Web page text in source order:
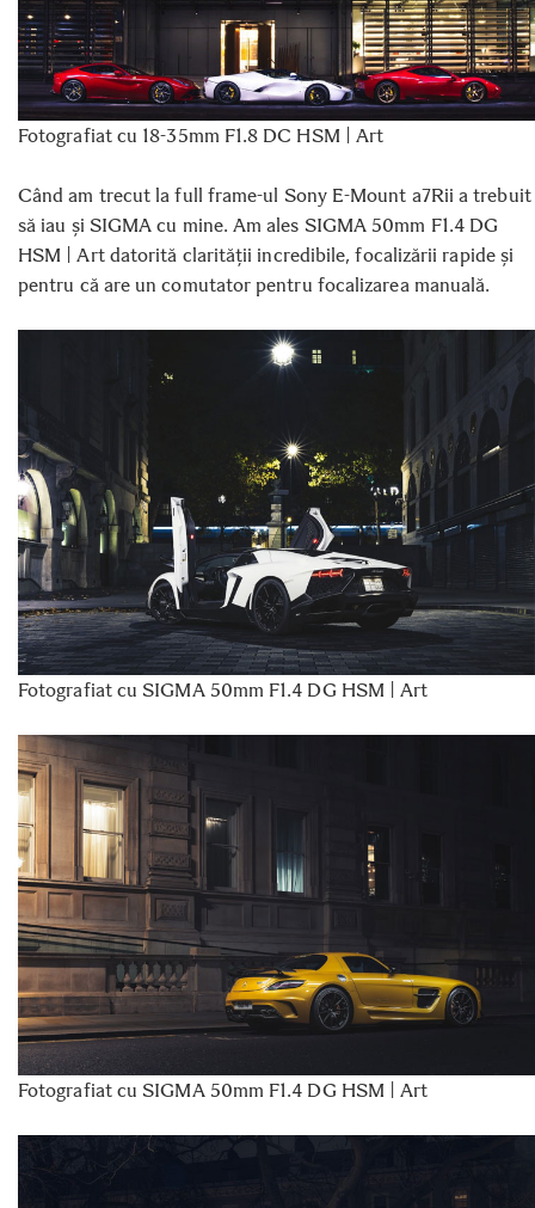
Fotografiat cu 18-35mm F1.8 DC HSM | Art
Când am trecut la full frame-ul Sony E-Mount a7Rii a trebuit
să iau și SIGMA cu mine. Am ales SIGMA 50mm F1.4 DG
HSM | Art datorită clarității incredibile, focalizării rapide și
pentru că are un comutator pentru focalizarea manuală.
Fotografiat cu SIGMA 50mm F1.4 DG HSM | Art
Fotografiat cu SIGMA 50mm F1.4 DG HSM | Art